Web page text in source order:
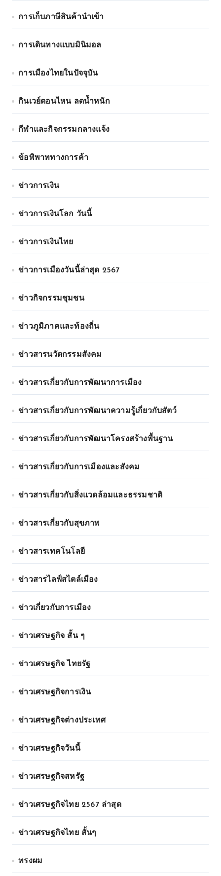
การเก็บภาษีสินค้านำเข้า
การเดินทางแบบมินิมอล
การเมืองไทยในปัจจุบัน
กินเวย์ตอนไหน ลดน้ำหนัก
กีฬาและกิจกรรมกลางแจ้ง
ข้อพิพาททางการค้า
ข่าวการเงิน
ข่าวการเงินโลก วันนี้
ข่าวการเงินไทย
ข่าวการเมืองวันนี้ล่าสุด 2567
ข่าวกิจกรรมชุมชน
ข่าวภูมิภาคและท้องถิ่น
ข่าวสารนวัตกรรมสังคม
ข่าวสารเกี่ยวกับการพัฒนาการเมือง
ข่าวสารเกี่ยวกับการพัฒนาความรู้เกี่ยวกับสัตว์
ข่าวสารเกี่ยวกับการพัฒนาโครงสร้างพื้นฐาน
ข่าวสารเกี่ยวกับการเมืองและสังคม
ข่าวสารเกี่ยวกับสิ่งแวดล้อมและธรรมชาติ
ข่าวสารเกี่ยวกับสุขภาพ
ข่าวสารเทคโนโลยี
ข่าวสารไลฟ์สไตล์เมือง
ข่าวเกี่ยวกับการเมือง
ข่าวเศรษฐกิจ สั้น ๆ
ข่าวเศรษฐกิจ ไทยรัฐ
ข่าวเศรษฐกิจการเงิน
ข่าวเศรษฐกิจต่างประเทศ
ข่าวเศรษฐกิจวันนี้
ข่าวเศรษฐกิจสหรัฐ
ข่าวเศรษฐกิจไทย 2567 ล่าสุด
ข่าวเศรษฐกิจไทย สั้นๆ
ทรงผม